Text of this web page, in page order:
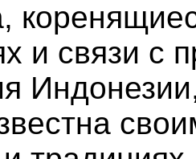
и связи с